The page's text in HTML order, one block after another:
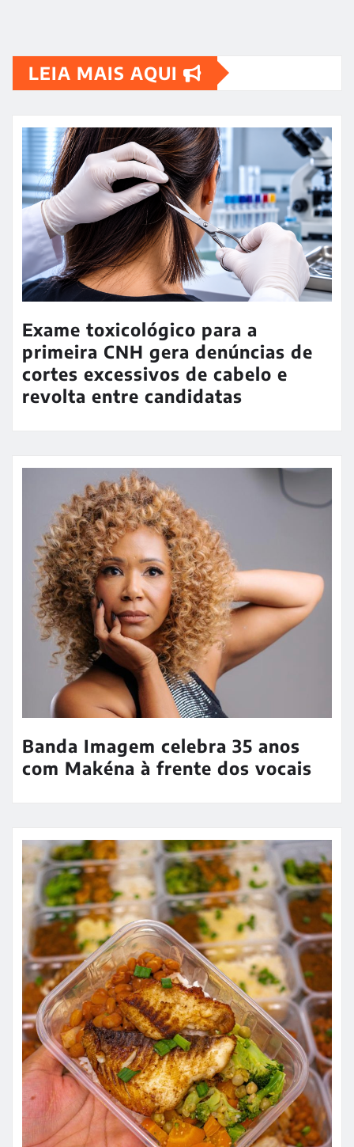
LEIA MAIS AQUI
Exame toxicológico para a
primeira CNH gera denúncias de
cortes excessivos de cabelo e
revolta entre candidatas
Banda Imagem celebra 35 anos
com Makéna à frente dos vocais